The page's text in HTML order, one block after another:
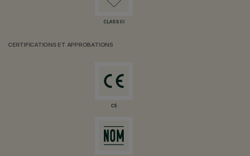
CLASS III
CERTIFICATIONS ET APPROBATIONS
CE